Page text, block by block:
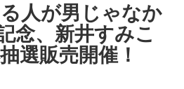
る人が男じゃなか
念、新井すみこ
選販売開催！